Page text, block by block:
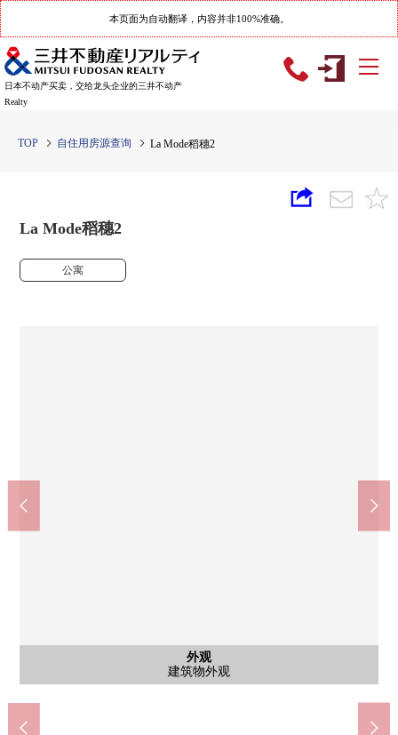
本页面为自动翻译，内容并非100%准确。
日本不动产买卖，交给龙头企业的三井不动产
Realty
TOP 自住用房源查询 La Mode稻穗2
La Mode稻穗2
公寓
外观
建筑物外观
客厅
客厅
客厅
客厅
室内
客厅
客厅
客厅
厨房
厨房
厨房
厨房
厨房
厨房
厨房
3份炉子
洗脸
盥洗台
洗脸
实用程序
公共汽车
浴室
厕所
厕所
室内
南侧西式房间(约6.0张塌塌米)
室内
南侧西式房间(约6.0张塌塌米)
室内
西南一侧西式房间(约5.1张塌塌米)
室内
西南一侧西式房间(约5.1张塌塌米)
室内
西侧西式房间(约7.3张塌塌米)
室内
西侧西式房间(约7.3张塌塌米)
室内
日式房间(约6.0张塌塌米)
室内
日式房间(约6.0张塌塌米)
门口
门口
风景
来自阳台的风景
风景
来自阳台的风景
风景
来自阳台的风景
外观
建筑物外观
外观
建筑物外观
外观
入口
共有部分
垃圾站
停车场
停车场
停车场
停车场